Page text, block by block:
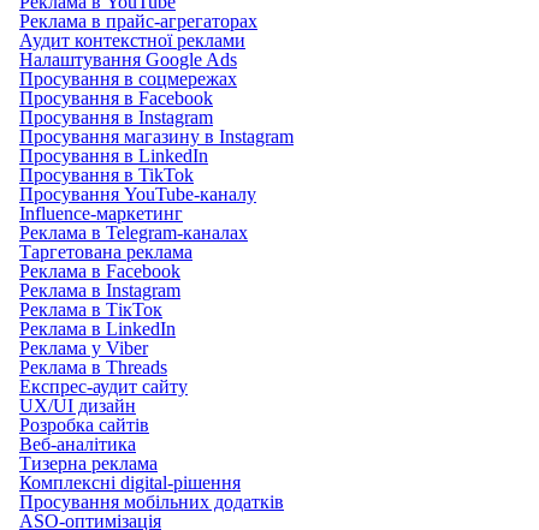
Реклама в прайс-агрегаторах
Аудит контекстної реклами
Налаштування Google Ads
Просування в соцмережах
Просування в Facebook
Просування в Instagram
Просування магазину в Instagram
Просування в LinkedIn
Просування в TikTok
Просування YouTube-каналу
Influence-маркетинг
Реклама в Telegram-каналах
Таргетована реклама
Реклама в Facebook
Реклама в Instagram
Реклама в ТікТок
Реклама в LinkedIn
Реклама у Viber
Реклама в Threads
Експрес-аудит сайту
UX/UI дизайн
Розробка сайтів
Веб-аналітика
Тизерна реклама
Комплексні digital-рішення
Просування мобільних додатків
ASO-оптимізація